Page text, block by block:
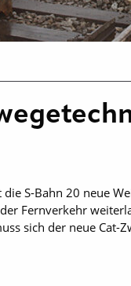
S-Bahn 20 neue
Fernverkehr
sich der neue Cat-